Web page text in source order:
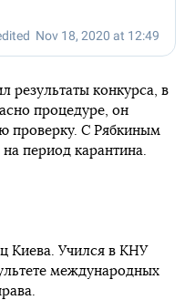
результаты конкурса, в
процедуре, он
проверку. С Рябкиным
период карантина.
Киева. Учился в КНУ
международных